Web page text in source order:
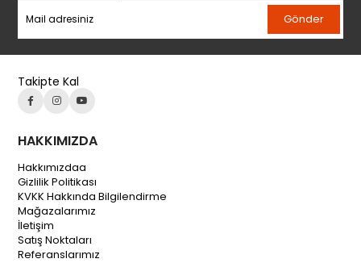
Gönder
Takipte Kal
HAKKIMIZDA
Hakkımızdaa
Gizlilik Politikası
KVKK Hakkında Bilgilendirme
Mağazalarımız
İletişim
Satış Noktaları
Referanslarımız